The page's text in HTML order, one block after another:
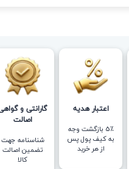
اعتبار هدیه
5٪ بازگشت وجه
به کیف پول پس
از هر خرید
گارانتی و
اصالت
شناسنامه جهت
تضمین اصالت
کالا